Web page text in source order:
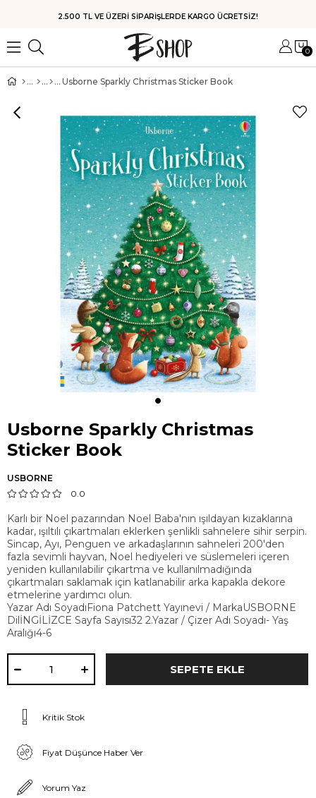
HIZLI KARGO
0
Usborne Sparkly Christmas Sticker Book
Usborne Sparkly Christmas
Sticker Book
USBORNE
0.0
Karlı bir Noel pazarından Noel Baba'nın ışıldayan kızaklarına
kadar, ışıltılı çıkartmaları eklerken şenlikli sahnelere sihir serpin.
Sincap, Ayı, Penguen ve arkadaşlarının sahneleri 200'den
fazla sevimli hayvan, Noel hediyeleri ve süslemeleri içeren
yeniden kullanılabilir çıkartma ve kullanılmadığında
çıkartmaları saklamak için katlanabilir arka kapakla dekore
etmelerine yardımcı olun.
Yazar Adı SoyadıFiona Patchett Yayınevi / MarkaUSBORNE
DilİNGİLİZCE Sayfa Sayısı32 2.Yazar / Çizer Adı Soyadı- Yaş
Aralığı4-6
Kritik Stok
Fiyat Düşünce Haber Ver
Yorum Yaz